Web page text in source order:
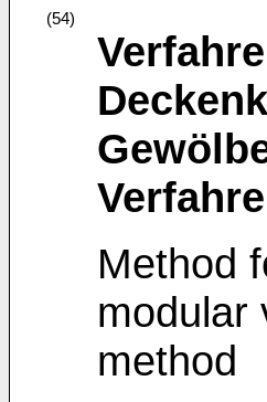
(54)
Method
modular
method